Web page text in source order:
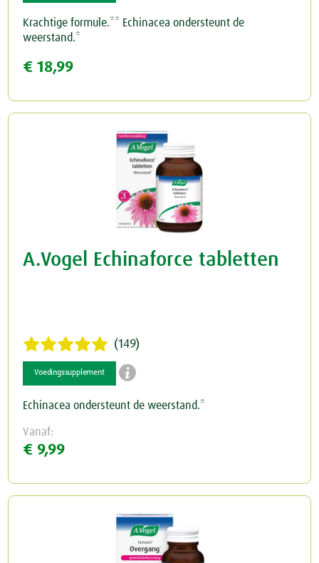
Krachtige formule.** Echinacea ondersteunt de
weerstand.*
€ 18,99
A.Vogel Echinaforce tabletten
(149)
Voedingssupplement 
Echinacea ondersteunt de weerstand.*
Vanaf:
€ 9,99